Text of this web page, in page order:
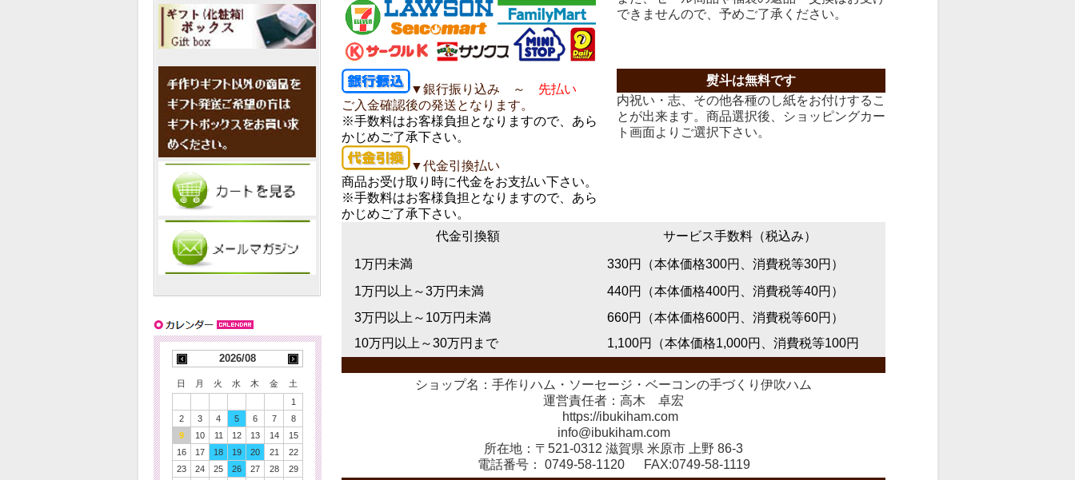
できませんので、予めご了承ください。
▼銀行振り込み ～ 先払い
ご入金確認後の発送となります。
※手数料はお客様負担となりますので、あら
かじめご了承下さい。
熨斗は無料です
内祝い・志、その他各種のし紙をお付けするこ
とが出来ます。商品選択後、ショッピングカー
ト画面よりご選択下さい。
▼代金引換払い
商品お受け取り時に代金をお支払い下さい。
※手数料はお客様負担となりますので、あら
かじめご了承下さい。
代金引換額
サービス手数料（税込み）
1万円未満 330円
（本体価格300円、消費税等30円）
1万円以上～3万円未満
440円
（本体価格400円、消費税等40円）
3万円以上～10万円未満
660円
（本体価格600円、消費税等60円）
10万円以上～30万円まで
1,100円 （本体価格1,000円、消費税等100円
ショップ名：手作りハム・ソーセージ・ベーコンの手づくり伊吹ハム
運営責任者：高木 卓宏
https://ibukiham.com
info@ibukiham.com
所在地：〒521-0312 滋賀県 米原市 上野 86-3
電話番号： 0749-58-1120 FAX:0749-58-1119
2026/08
日 月 火 水 木 金
土
1
2
3 4 5 6 7
8
9
10 11 12 13 14
15
16
17 18 19 20 21
22
23
24 25 26 27 28
29